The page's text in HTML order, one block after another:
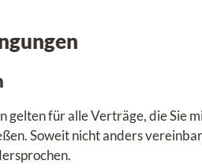
gelten für alle Verträge, die Sie
Soweit nicht anders